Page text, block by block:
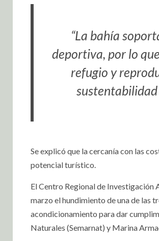
“La bahía
deportiva, por lo
refugio y
sustentabilidad
Se explicó que la cercanía con las
potencial turístico.
El Centro Regional de Investigación
marzo el hundimiento de una de las
acondicionamiento para dar
Naturales (Semarnat) y Marina